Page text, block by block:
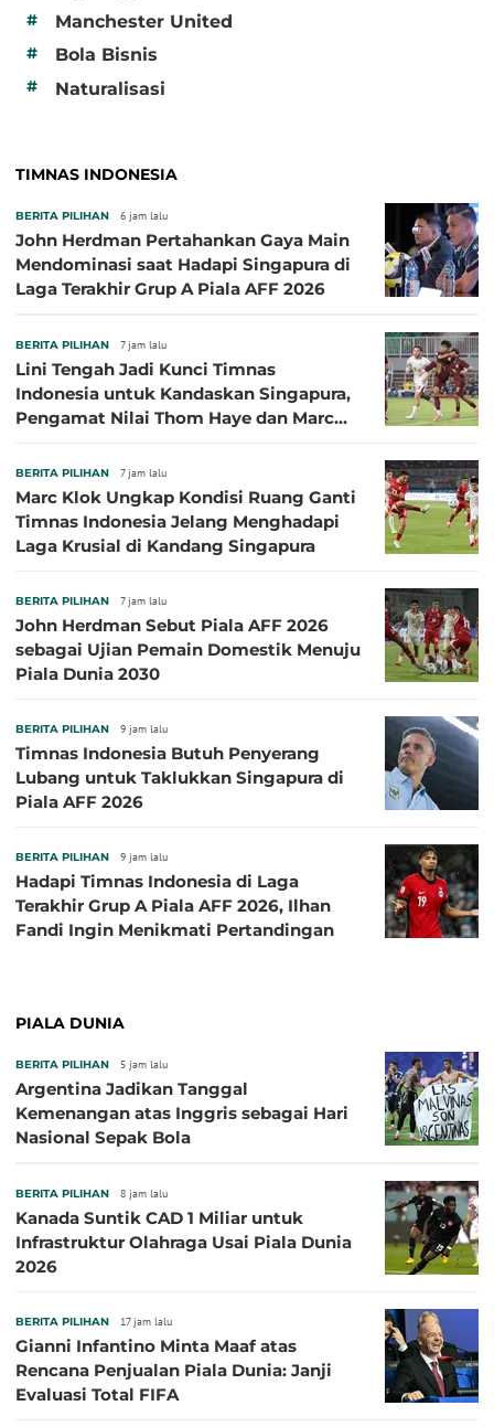
# Manchester United
# Bola Bisnis
# Naturalisasi
TIMNAS INDONESIA
BERITA PILIHAN 6 jam lalu
John Herdman Pertahankan Gaya Main
Mendominasi saat Hadapi Singapura di
Laga Terakhir Grup A Piala AFF 2026
BERITA PILIHAN 7 jam lalu
Lini Tengah Jadi Kunci Timnas
Indonesia untuk Kandaskan Singapura,
Pengamat Nilai Thom Haye dan Marc
BERITA PILIHAN 7 jam lalu
Marc Klok Ungkap Kondisi Ruang Ganti
Timnas Indonesia Jelang Menghadapi
Laga Krusial di Kandang Singapura
BERITA PILIHAN 7 jam lalu
John Herdman Sebut Piala AFF 2026
sebagai Ujian Pemain Domestik Menuju
Piala Dunia 2030
BERITA PILIHAN 9 jam lalu
Timnas Indonesia Butuh Penyerang
Lubang untuk Taklukkan Singapura di
Piala AFF 2026
BERITA PILIHAN 9 jam lalu
Hadapi Timnas Indonesia di Laga
Terakhir Grup A Piala AFF 2026, Ilhan
Fandi Ingin Menikmati Pertandingan
PIALA DUNIA
BERITA PILIHAN 5 jam lalu
Argentina Jadikan Tanggal
Kemenangan atas Inggris sebagai Hari
Nasional Sepak Bola
BERITA PILIHAN 8 jam lalu
Kanada Suntik CAD 1 Miliar untuk
Infrastruktur Olahraga Usai Piala Dunia
2026
BERITA PILIHAN 17 jam lalu
Gianni Infantino Minta Maaf atas
Rencana Penjualan Piala Dunia: Janji
Evaluasi Total FIFA